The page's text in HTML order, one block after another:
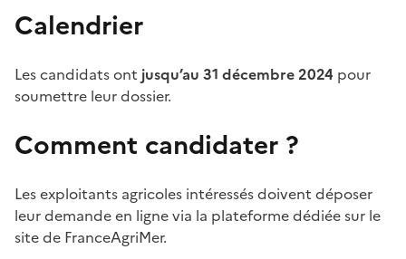
Calendrier
Les candidats ont jusqu’au 31 décembre 2024 pour
soumettre leur dossier.
Comment candidater ?
Les exploitants agricoles intéressés doivent déposer
leur demande en ligne via la plateforme dédiée sur le
site de FranceAgriMer.